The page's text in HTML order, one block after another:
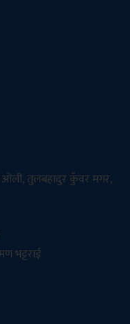
ओली, तुलबहादुर कुँवर मगर,
भट्टराई